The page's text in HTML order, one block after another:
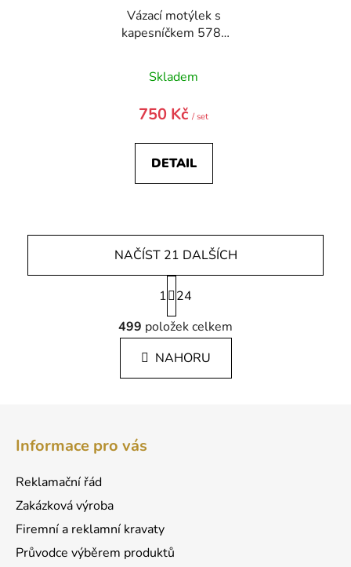
Vázací motýlek s
kapesníčkem 578-
Skladem
750 Kč / set
DETAIL
O
v
l
á
d
NAČÍST 21 DALŠÍCH
S
t
r
á
n
k
1
24
499 položek celkem
NAHORU
Informace pro vás
Reklamační řád
Zakázková výroba
Firemní a reklamní kravaty
Průvodce výběrem produktů